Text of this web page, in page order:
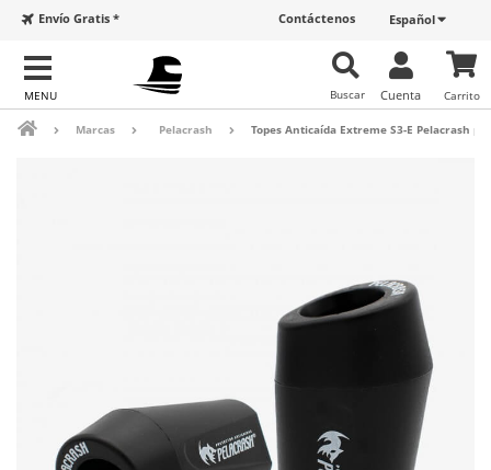
Español
Contáctenos
Envío Gratis *
Carrito
Cuenta
Buscar
Marcas Pelacrash Topes Anticaída Extreme S3-E Pelacrash